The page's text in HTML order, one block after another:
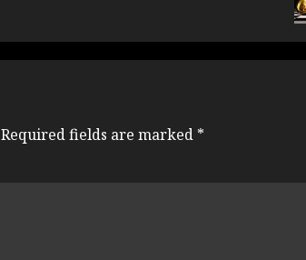
Required fields are marked *